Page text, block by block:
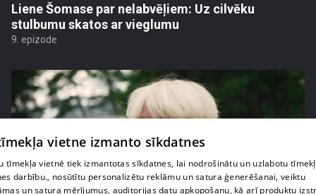
Liene Šomase par nelabvēļiem: Uz cilvēku
stulbumu skatos ar vieglumu
9. epizode
vietne izmanto sīkdatnes
tīmekļa vietnē tiek izmantotas sīkdatnes, lai nodrošinātu un uzlabotu
darbību., nosūtītu personalizētu reklāmu un satura ģenerēšanai, veiktu
un satura mērījumus, auditorijas datu apkopošanu, kā arī produktu